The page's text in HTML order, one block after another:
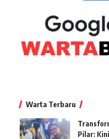
Warta Terbaru
Pilar: